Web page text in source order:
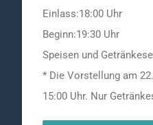
Einlass:18:00 Uhr
Beginn:19:30 Uhr
Speisen und
* Die Vorstellung am
15:00 Uhr. Nur